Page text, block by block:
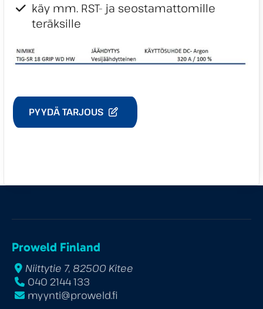
käy mm. RST- ja seostamattomille
teräksille
PYYDÄ TARJOUS
Proweld Finland
Niittytie 7, 82500 Kitee
040 2144 133
myynti@proweld.fi